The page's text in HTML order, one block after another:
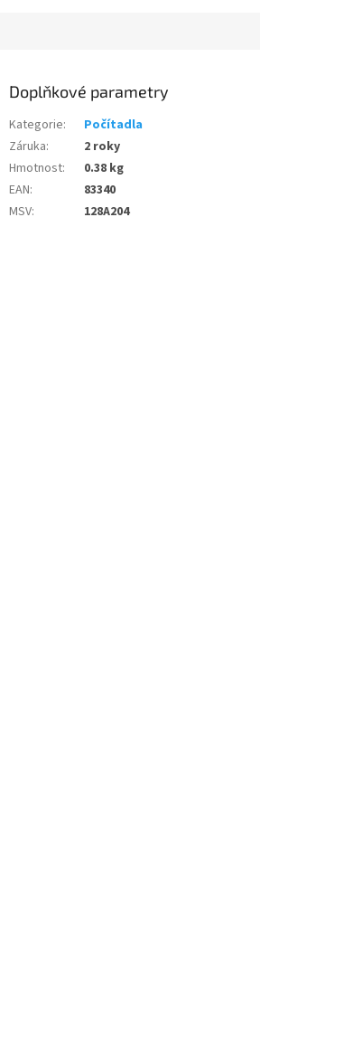
Doplňkové parametry
Kategorie:
Počítadla
Záruka:
2 roky
Hmotnost:
0.38 kg
EAN:
83340
MSV: 128A204